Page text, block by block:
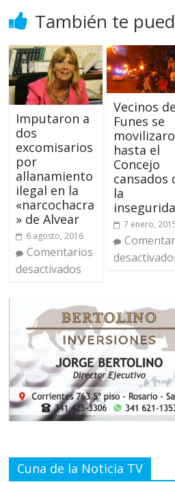
También te
Imputaron a
dos
excomisarios
por
allanamiento
ilegal en la
«narcochacra
» de Alvear
6 agosto, 2016
Comentarios
desactivados
Vecinos de
Funes se
hasta el
Concejo
cansados
la
7 enero,
Cuna de la Noticia TV